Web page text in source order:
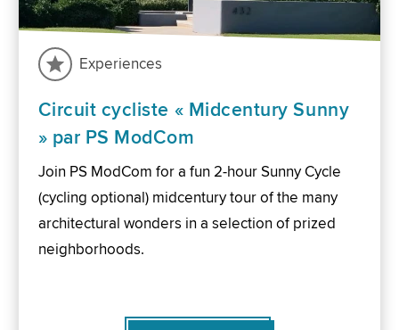
Experiences
Circuit cycliste « Midcentury Sunny
» par PS ModCom
Join PS ModCom for a fun 2-hour Sunny Cycle
(cycling optional) midcentury tour of the many
architectural wonders in a selection of prized
neighborhoods.